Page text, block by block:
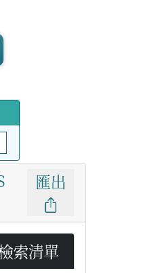
匯出
索清單